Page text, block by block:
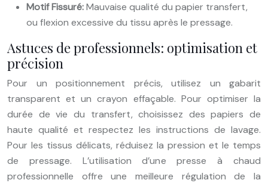
Motif Fissuré:Mauvaise qualité du papier transfert,
ou flexion excessive du tissu après le pressage.
Astuces de professionnels: optimisation et
précision
Pour un positionnement précis, utilisez un gabarit
transparent et un crayon effaçable. Pour optimiser la
durée de vie du transfert, choisissez des papiers de
haute qualité et respectez les instructions de lavage.
Pour les tissus délicats, réduisez la pression et le temps
de pressage. L’utilisation d’une presse à chaud
professionnelle offre une meilleure régulation de la